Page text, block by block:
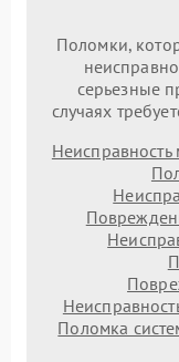
Поломки,
серьезные
случаях
Поломка